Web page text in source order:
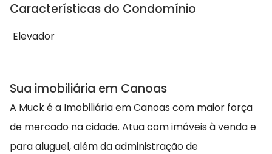
Características do Condomínio
Elevador
Sua imobiliária em Canoas
A Muck é a Imobiliária em Canoas com maior força
de mercado na cidade. Atua com imóveis à venda e
para aluguel, além da administração de